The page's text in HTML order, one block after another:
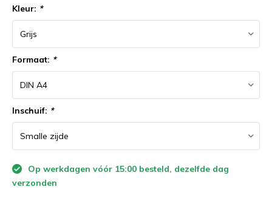
Kleur: *
Formaat: *
Inschuif: *
Op werkdagen vóór 15:00 besteld, dezelfde dag
verzonden